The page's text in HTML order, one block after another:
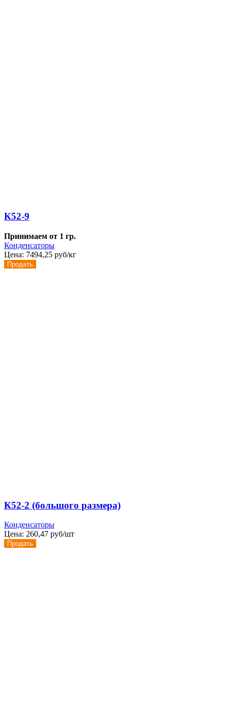
К52-9
Принимаем от 1 гр.
Конденсаторы
Цена: 7494,25 руб/кг
Продать
К52-2 (большого размера)
Конденсаторы
Цена: 260,47 руб/шт
Продать